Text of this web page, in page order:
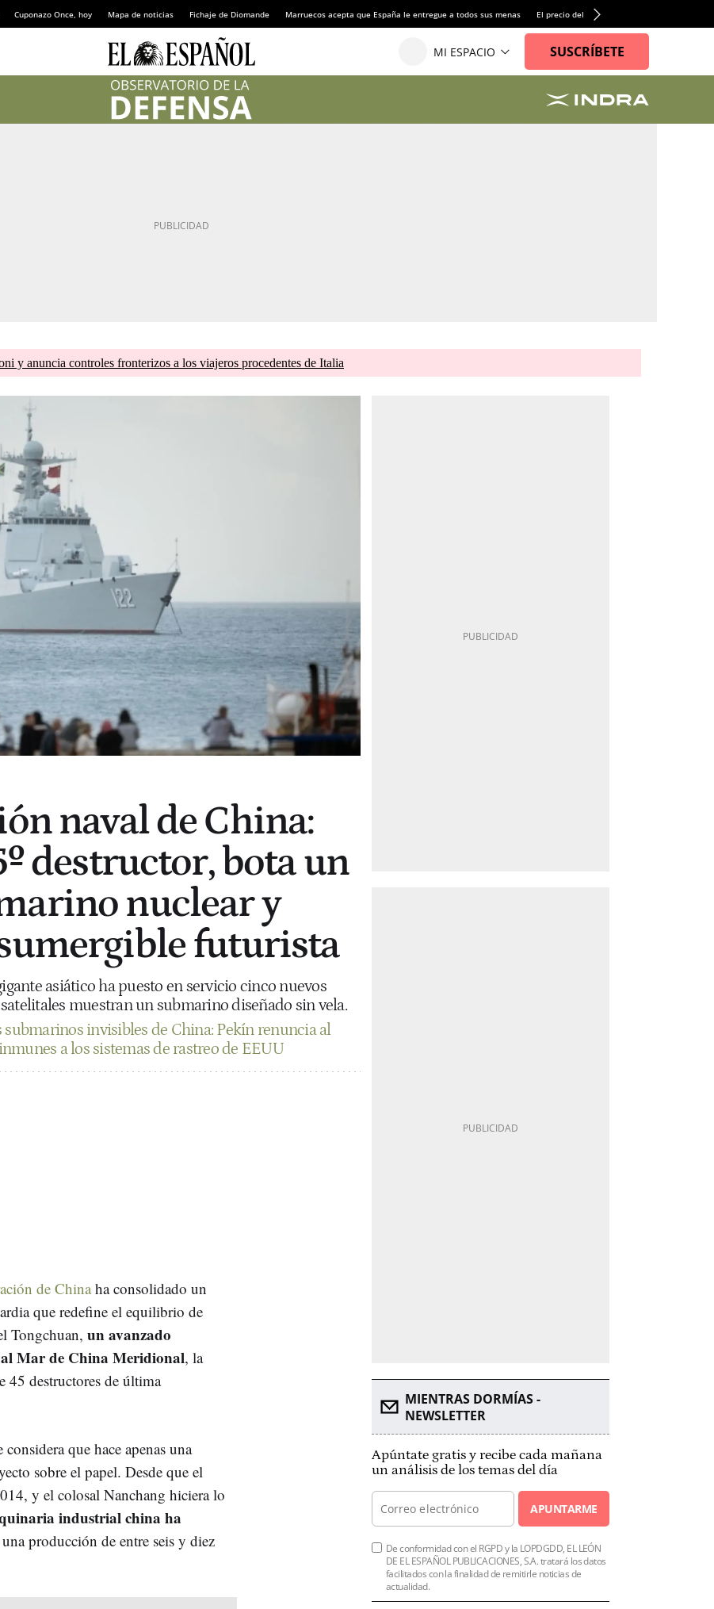
Cuponazo Once, hoy Mapa de noticias Fichaje de Diomande Marruecos acepta que España le entregue a todos sus menas El precio del alquiler de vivienda baja por
y anuncia controles fronterizos a los viajeros procedentes de Italia
naval de China:
destructor, bota un
nuclear y
futurista
asiático ha puesto en servicio cinco nuevos
muestran un submarino diseñado sin vela.
submarinos invisibles de China: Pekín renuncia al
a los sistemas de rastreo de EEUU
de Chinaha consolidado un
que redefine el equilibrio de
Tongchuan, un avanzado
Mar de China Meridional, la
45 destructores de última
que hace apenas una
sobre el papel. Desde que el
y el colosal Nanchang hiciera lo
industrial china ha
producción de entre seis y diez
MIENTRAS DORMÍAS -
NEWSLETTER
Apúntate gratis y recibe cada mañana
un análisis de los temas del día
APUNTARME
De conformidad con el RGPD y la LOPDGDD, EL LEÓN
DE EL ESPAÑOL PUBLICACIONES, S.A. tratará los datos
facilitados con la finalidad de remitirle noticias de
actualidad.